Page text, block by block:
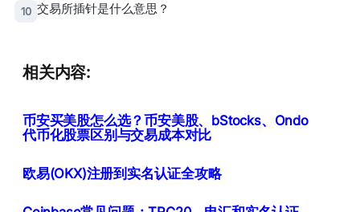
10 交易所插针是什么意思？
相关内容:
币安买美股怎么选？币安美股、bStocks、Ondo
代币化股票区别与交易成本对比
欧易(OKX)注册到实名认证全攻略